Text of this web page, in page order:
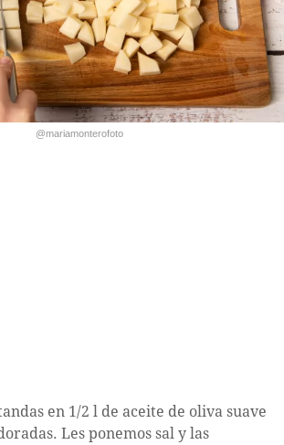
@mariamonterofoto
en 1/2 l de aceite de oliva suave
Les ponemos sal y las